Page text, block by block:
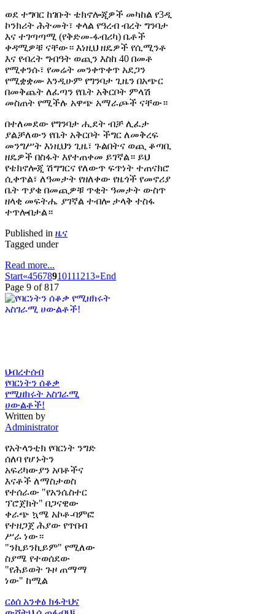
ወደ ተግባር ከገቡት ቴክኖሎጂዎች መካከል የ3ዲ
ኮንክሪት ሕትመት፣ ቀላል የዓረብ ብረት ግንባታ
እና ተገጣጣሚ (የቅድመ-ፋብሪካ) ቤቶች
ቀዳሚዎቹ ናቸው። እነዚህ ዘዴዎች የሲሚንቶ
እና የብረት ግብዓት ወጪን እስከ 40 በመቶ
የሚቀንሱ፣ የመሬት መንቀጥቀጥ አደጋን
የሚቋቋሙ እንዲሁም የግንባታ ጊዜን በአጭር
በመቅጨት ለፈጣን የቤት አቅርቦት ምላሽ
መስጠት የሚችሉ አዋጭ አማራጮች ናቸው።
በተለመደው የግንባታ ሒደት ብቻ ሊፈታ
ያልቻለውን የቤት አቅርቦት ችግር ለመቅረፍ
መንግሥት እነዚህን ጊዜ፣ ጉልበትና ወጪ ቆጣቢ
ዘዴዎች በስፋት እየተጠቀመ ይገኛል። ይህ
የቴክኖሎጂ ሽግግርና የለውጥ ፍጥነት ተጠናክሮ
ሲቀጥል፣ ለዓመታት የዘለቀው የዜጎች የመኖሪያ
ቤት ጥያቄ በመጪዎቹ ጥቂት ዓመታት ውስጥ
ዘላቂ መፍትሔ ያገኛል ተብሎ ታላቅ ተስፋ
ተጥሎበታል።
Published in ዜና
Tagged under
Read more...
Start«45678910111213»End
Page 9 of 817
ህብረተሰብ
የባርነትን ሰቆቃ
የሚዘክሩት አስገራሚ
ሀውልቶች!
Written by
Administrator
የአትላንቲክ የባርነት ንግድ
ሰለባ የሆኑትን
አፍሪካውያን አባቶችና
እናቶች ለማስታወስ
የተሰራው "የአንሴስተር
ፕሮጀክት" በጋናዊው
ቀራጭ ኳሜ አኮቶ-ባምፎ
የተዘጋጀ ሕያው የጥበብ
ሥራ ነው።
"ንኪይንኪይም" የሚለው
ስያሜ የተወሰደው
"የሕይወት ጉዞ ጠማማ
ነው" ከሚል
ርዕሰ አንቀፅ ክፋትህና